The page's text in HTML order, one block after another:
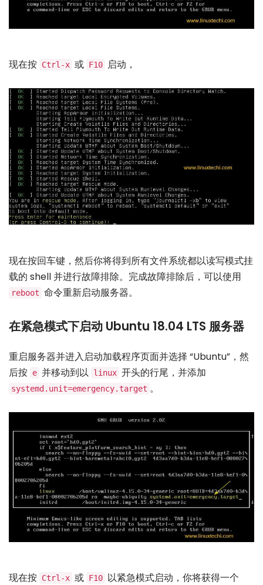
现在按 Ctrl-x 或 F10 启动，
现在按回车键，然后你将得到所有文件系统都以读写模式挂
载的 shell 并进行故障排除。完成故障排除后，可以使用
reboot 命令重新启动服务器。
在紧急模式下启动 Ubuntu 18.04 LTS 服务器
重启服务器并进入启动加载程序页面并选择 “Ubuntu”，然
后按 e 并移动到以 linux 开头的行尾，并添加
systemd.unit=emergency.target 。
现在按 Ctrl-x 或 F10 以紧急模式启动，你将获得一个